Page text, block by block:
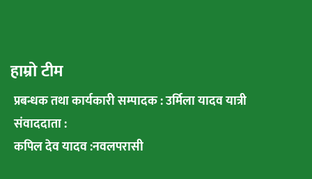
हाम्रो टीम
प्रबन्धक तथा कार्यकारी सम्पादक : उर्मिला यादव यात्री
संवाददाता :
कपिल देव यादव :नवलपरासी